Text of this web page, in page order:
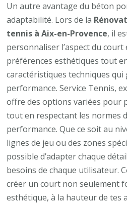
Un autre avantage du béton
adaptabilité. Lors de la
tennis à Aix-en-Provence, il
personnaliser l’aspect du
préférences esthétiques tout
caractéristiques techniques qui
performance. Service Tennis,
offre des options variées pour
tout en respectant les normes
performance. Que ce soit au
lignes de jeu ou des zones
possible d’adapter chaque
besoins de chaque utilisateur.
créer un court non seulement
esthétique, à la hauteur de tes